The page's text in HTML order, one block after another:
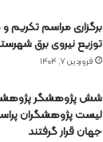
برگزاری مراسم تكریم
توزیع نیروی برق
فروردین ۷, ۱۴۰۴
شش پژوهشگر
لیست پژوهشگران
جهان قرار گرفتند